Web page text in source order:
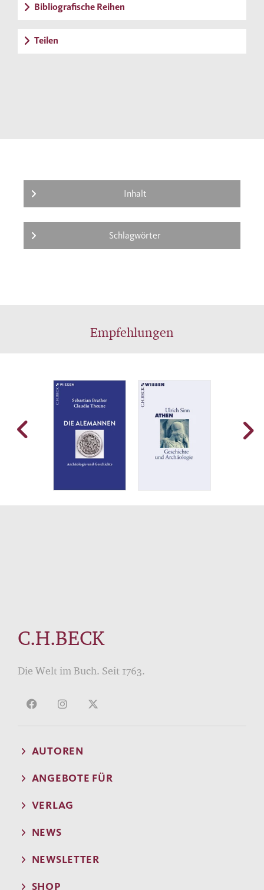
Bibliografische Reihen
Teilen
Inhalt
Schlagwörter
Empfehlungen
C.H.BECK
Die Welt im Buch. Seit 1763.
AUTOREN
ANGEBOTE FÜR
VERLAG
NEWS
NEWSLETTER
SHOP